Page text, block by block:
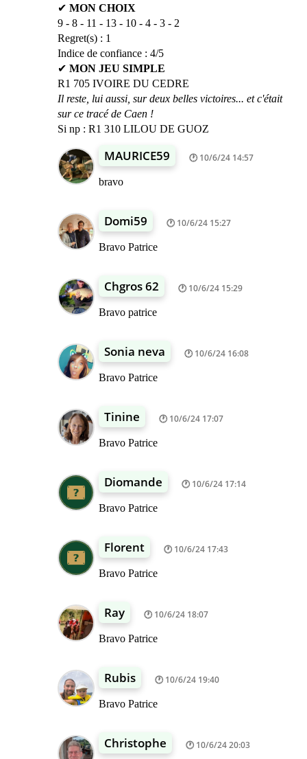
✔ MON CHOIX
9 - 8 - 11 - 13 - 10 - 4 - 3 - 2
Regret(s) : 1
Indice de confiance : 4/5
✔ MON JEU SIMPLE
R1 705 IVOIRE DU CEDRE
Il reste, lui aussi, sur deux belles victoires... et c'était
sur ce tracé de Caen !
Si np : R1 310 LILOU DE GUOZ
MAURICE59 10/6/24 14:57
bravo
Domi59 10/6/24 15:27
Bravo Patrice
Chgros 62 10/6/24 15:29
Bravo patrice
Sonia neva 10/6/24 16:08
Bravo Patrice
Tinine 10/6/24 17:07
Bravo Patrice
Diomande 10/6/24 17:14
Bravo Patrice
Florent 10/6/24 17:43
Bravo Patrice
Ray 10/6/24 18:07
Bravo Patrice
Rubis 10/6/24 19:40
Bravo Patrice
Christophe 10/6/24 20:03